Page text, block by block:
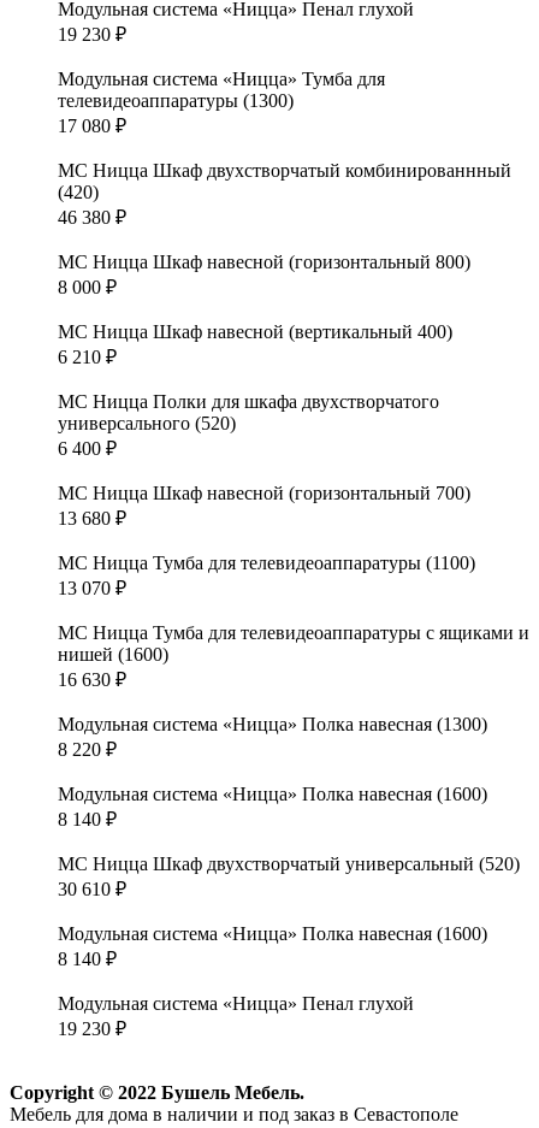
Модульная система «Ницца» Пенал глухой
19 230 ₽
Модульная система «Ницца» Тумба для
телевидеоаппаратуры (1300)
17 080 ₽
МС Ницца Шкаф двухстворчатый комбинированнный
(420)
46 380 ₽
МС Ницца Шкаф навесной (горизонтальный 800)
8 000 ₽
МС Ницца Шкаф навесной (вертикальный 400)
6 210 ₽
МС Ницца Полки для шкафа двухстворчатого
универсального (520)
6 400 ₽
МС Ницца Шкаф навесной (горизонтальный 700)
13 680 ₽
МС Ницца Тумба для телевидеоаппаратуры (1100)
13 070 ₽
МС Ницца Тумба для телевидеоаппаратуры с ящиками и
нишей (1600)
16 630 ₽
Модульная система «Ницца» Полка навесная (1300)
8 220 ₽
Модульная система «Ницца» Полка навесная (1600)
8 140 ₽
МС Ницца Шкаф двухстворчатый универсальный (520)
30 610 ₽
Модульная система «Ницца» Полка навесная (1600)
8 140 ₽
Модульная система «Ницца» Пенал глухой
19 230 ₽
Copyright © 2022 Бушель Мебель.
Мебель для дома в наличии и под заказ в Севастополе